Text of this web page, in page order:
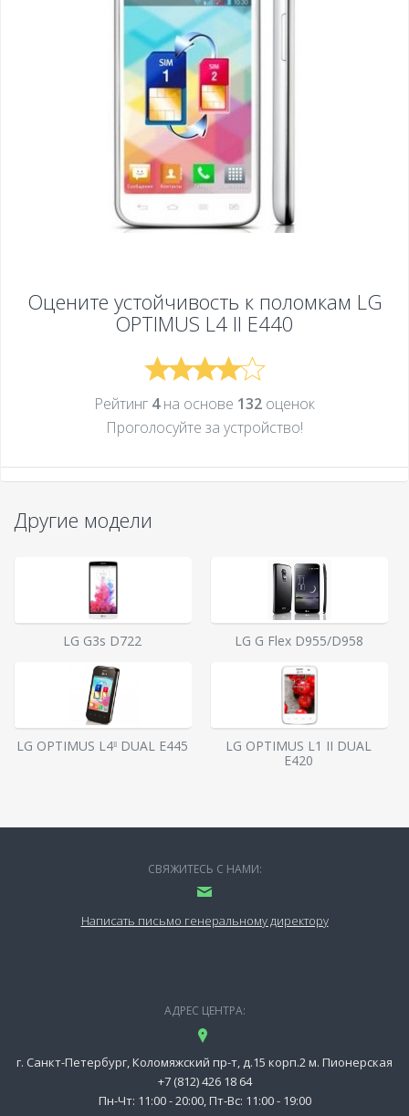
Оцените устойчивость к поломкам LG
OPTIMUS L4 II E440
Рейтинг 4на основе 132 оценок
Проголосуйте за устройcтво!
Другие модели
LG G3s D722 LG G Flex D955/D958
LG OPTIMUS L4ˡˡ DUAL E445
LG OPTIMUS L1 II DUAL
E420
СВЯЖИТЕСЬ С НАМИ:
Написать письмо генеральному директору
АДРЕС ЦЕНТРА:
г. Санкт-Петербург, Коломяжский пр-т, д.15 корп.2 м. Пионерская
+7 (812) 426 18 64
Пн-Чт: 11:00 - 20:00, Пт-Вс: 11:00 - 19:00